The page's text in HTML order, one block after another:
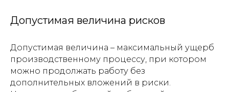
Допустимая величина рисков
Допустимая величина – максимальный ущерб
производственному процессу, при котором
можно продолжать работу без
дополнительных вложений в риски.